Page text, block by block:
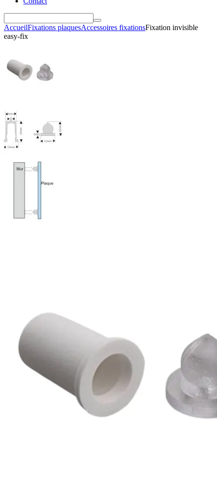
AccueilFixations plaquesAccessoires fixationsFixation invisible
easy-fix